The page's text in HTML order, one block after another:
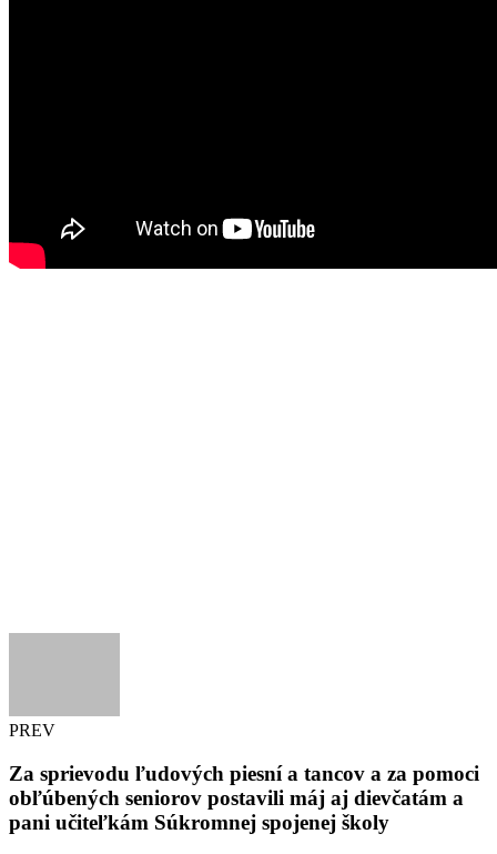
PREV
Za sprievodu ľudových piesní a tancov a za pomoci
obľúbených seniorov postavili máj aj dievčatám a
pani učiteľkám Súkromnej spojenej školy